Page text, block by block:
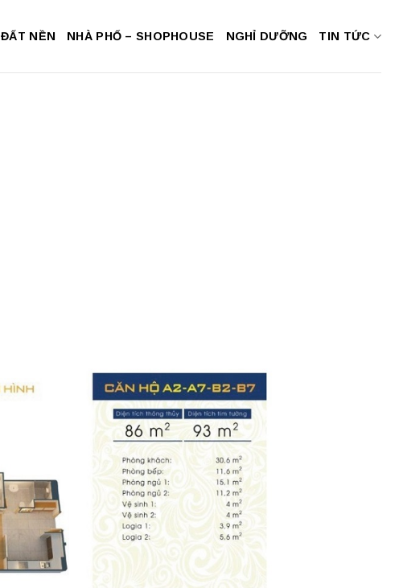
ĐẤT NỀN NHÀ PHỐ – SHOPHOUSE NGHỈ DƯỠNG TIN TỨC